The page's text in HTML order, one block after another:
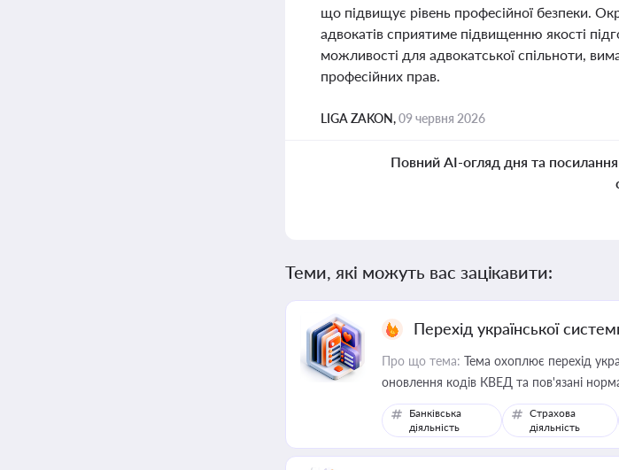
що підвищує рівень професійної безпеки.
адвокатів сприятиме підвищенню якості
можливості для адвокатської спільноти,
професійних прав.
LIGA ZAKON,09 червня 2026
Повний AI-огляд дня та посилання
Теми, які можуть вас зацікавити:
Перехід української
Про що тема: Тема охоплює перехід
оновлення кодів КВЕД та пов'язані
Банківська
діяльність
Страхова
діяльність